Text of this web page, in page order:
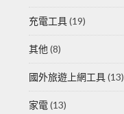
充電工具(19)
其他 (8)
國外旅遊上網工具(13)
家電 (13)